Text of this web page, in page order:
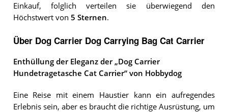
Einkauf, folglich verteilen sie überwiegend den
Höchstwert von 5 Sternen.
Über Dog Carrier Dog Carrying Bag Cat Carrier
Enthüllung der Eleganz der „Dog Carrier
Hundetragetasche Cat Carrier“ von Hobbydog
Eine Reise mit einem Haustier kann ein aufregendes
Erlebnis sein, aber es braucht die richtige Ausrüstung, um